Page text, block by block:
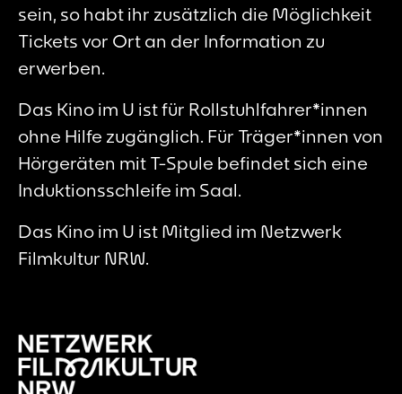
sein, so habt ihr zusätzlich die Möglichkeit
Tickets vor Ort an der Information zu
erwerben.
Das Kino im U ist für Rollstuhlfahrer*innen
ohne Hilfe zugänglich. Für Träger*innen von
Hörgeräten mit T-Spule befindet sich eine
Induktionsschleife im Saal.
Das Kino im U ist Mitglied im Netzwerk
Filmkultur NRW.